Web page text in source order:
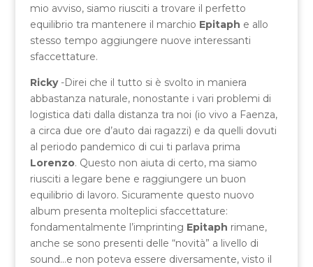
mio avviso, siamo riusciti a trovare il perfetto
equilibrio tra mantenere il marchio Epitaph e allo
stesso tempo aggiungere nuove interessanti
sfaccettature.
Ricky-Direi che il tutto si è svolto in maniera
abbastanza naturale, nonostante i vari problemi di
logistica dati dalla distanza tra noi (io vivo a Faenza,
a circa due ore d’auto dai ragazzi) e da quelli dovuti
al periodo pandemico di cui ti parlava prima
Lorenzo. Questo non aiuta di certo, ma siamo
riusciti a legare bene e raggiungere un buon
equilibrio di lavoro. Sicuramente questo nuovo
album presenta molteplici sfaccettature:
fondamentalmente l’imprinting Epitaph rimane,
anche se sono presenti delle “novità” a livello di
sound…e non poteva essere diversamente, visto il